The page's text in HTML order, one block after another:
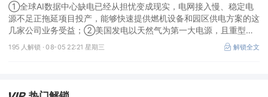
①全球AI数据中心缺电已经从担忧变成现实，电网接入慢、稳定电
源不足正拖延项目投产，能够快速提供燃机设备和园区供电方案的这
几家公司业务受益；②美国发电以天然气为第一大电源，且重型燃
机更适合规模较大、持续运行的数据中心园区，透平叶片为上游主要
卡产能环节，这家国内公司已与国外燃机巨头签署多年供货协议；
195 人解锁 ·08-05 22:21 星期三 解锁全文